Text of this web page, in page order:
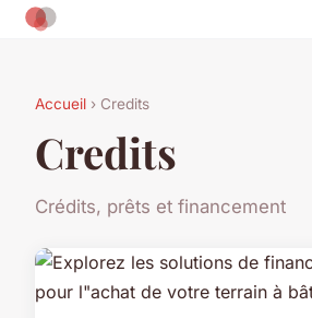
Accueil › Credits
Credits
Crédits, prêts et financement